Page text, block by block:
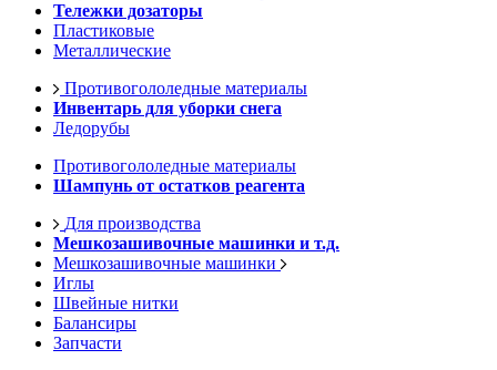
Тележки дозаторы
Пластиковые
Металлические
Противогололедные материалы
Инвентарь для уборки снега
Ледорубы
Противогололедные материалы
Шампунь от остатков реагента
Для производства
Мешкозашивочные машинки и т.д.
Мешкозашивочные машинки
Иглы
Швейные нитки
Балансиры
Запчасти